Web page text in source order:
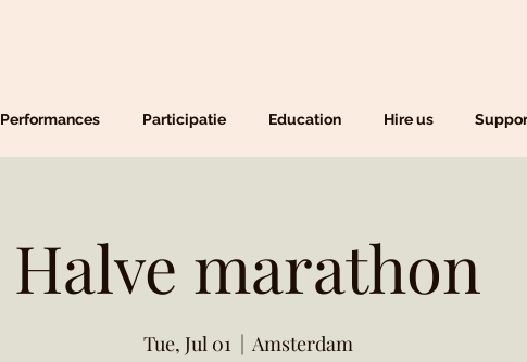
Performances Participatie Education Hire us
Halve marathon
Tue, Jul 01
  |
Amsterdam